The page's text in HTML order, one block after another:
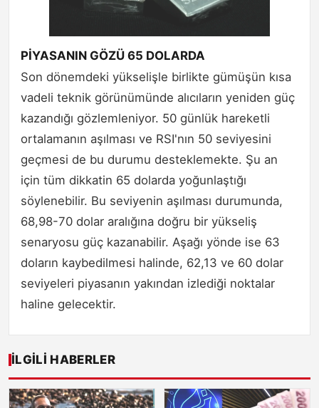
PİYASANIN GÖZÜ 65 DOLARDA
Son dönemdeki yükselişle birlikte gümüşün kısa
vadeli teknik görünümünde alıcıların yeniden güç
kazandığı gözlemleniyor. 50 günlük hareketli
ortalamanın aşılması ve RSI'nın 50 seviyesini
geçmesi de bu durumu desteklemekte. Şu an
için tüm dikkatin 65 dolarda yoğunlaştığı
söylenebilir. Bu seviyenin aşılması durumunda,
68,98-70 dolar aralığına doğru bir yükseliş
senaryosu güç kazanabilir. Aşağı yönde ise 63
doların kaybedilmesi halinde, 62,13 ve 60 dolar
seviyeleri piyasanın yakından izlediği noktalar
haline gelecektir.
İLGILI HABERLER